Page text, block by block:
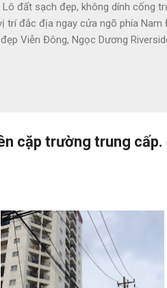
đất sạch đẹp, không dính cống
trí đắc địa ngay cửa ngõ phía
Viễn Đông, Ngọc Dương
Bắc: Giáp đường Trường Sa và
cặp trường trung